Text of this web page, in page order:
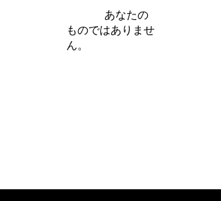
あなたの
ものではありませ
ん。